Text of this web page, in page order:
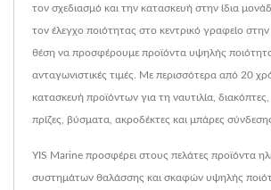
τον σχεδιασμό και την κατασκευή στην ίδια
τον έλεγχο ποιότητας στο κεντρικό γραφείο στην
θέση να προσφέρουμε προϊόντα υψηλής
ανταγωνιστικές τιμές. Με περισσότερα από 20
κατασκευή προϊόντων για τη ναυτιλία,
πρίζες, βύσματα, ακροδέκτες και μπάρες
YIS Marine προσφέρει στους πελάτες προϊόντα
συστημάτων θαλάσσης και σκαφών υψηλής